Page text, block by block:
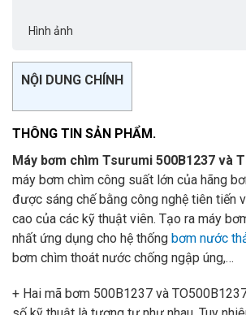
Hình ảnh
NỘI DUNG CHÍNH
THÔNG TIN SẢN PHẨM.
Máy bơm chìm Tsurumi 500B1237 và
máy bơm chìm công suất lớn của hãng
được sáng chế bằng công nghệ tiên tiến
cao của các kỹ thuật viên. Tạo ra máy
nhất ứng dụng cho hệ thống bơm nước
bơm chìm thoát nước chống ngập úng,…
+ Hai mã bơm 500B1237 và